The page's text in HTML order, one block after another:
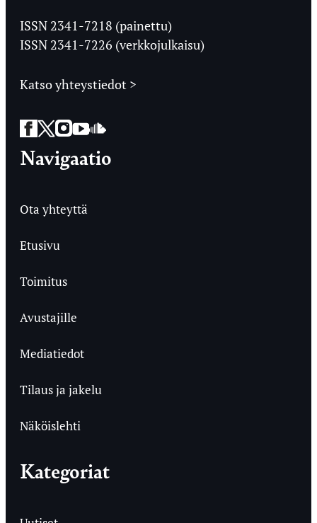
Ylioppilaslehti
ISSN 2341-7218 (painettu)
ISSN 2341-7226 (verkkojulkaisu)
Katso yhteystiedot >
Facebook
Twitter
Instagram
YouTube
SoundCloud
Navigaatio
Ota yhteyttä
Etusivu
Toimitus
Avustajille
Mediatiedot
Tilaus ja jakelu
Näköislehti
Kategoriat